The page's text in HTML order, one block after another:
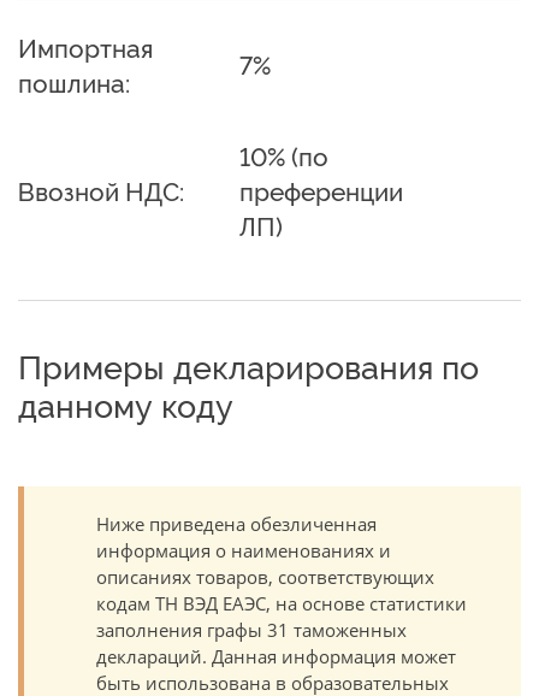
Импортная
пошлина:
7%
Ввозной НДС:
10% (по
преференции
ЛП)
Примеры декларирования по
данному коду
Ниже приведена обезличенная
информация о наименованиях и
описаниях товаров, соответствующих
кодам ТН ВЭД ЕАЭС, на основе статистики
заполнения графы 31 таможенных
деклараций. Данная информация может
быть использована в образовательных